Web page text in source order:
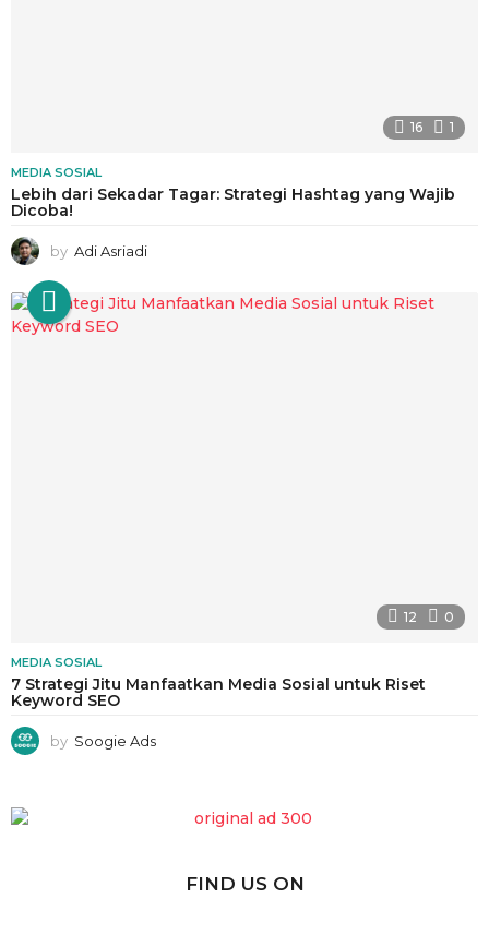
16 1
MEDIA SOSIAL
Lebih dari Sekadar Tagar: Strategi Hashtag yang Wajib
Dicoba!
by Adi Asriadi
12 0
MEDIA SOSIAL
7 Strategi Jitu Manfaatkan Media Sosial untuk Riset
Keyword SEO
by Soogie Ads
FIND US ON